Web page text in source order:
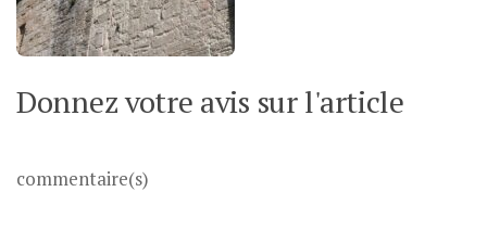
Donnez votre avis sur l'article
commentaire(s)